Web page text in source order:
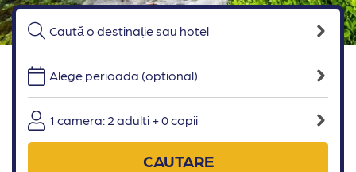
Alege perioada (optional)
1 camera: 2 adulti + 0 copii
CAUTARE